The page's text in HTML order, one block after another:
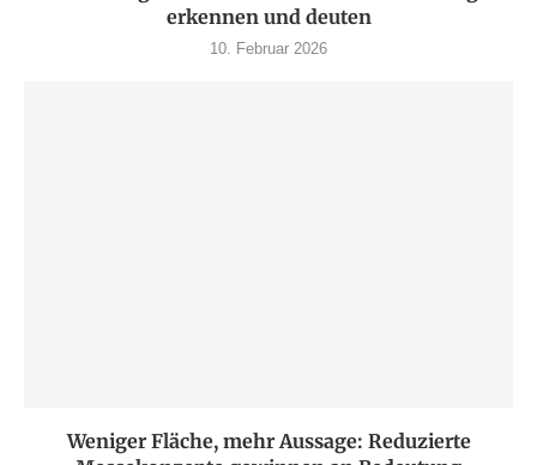
erkennen und deuten
10. Februar 2026
Weniger Fläche, mehr Aussage: Reduzierte